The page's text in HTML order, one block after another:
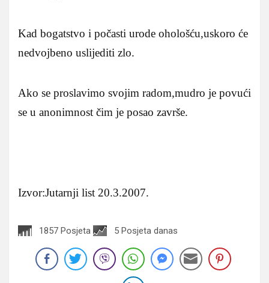
Kad bogatstvo i počasti urode ohološću,uskoro će
nedvojbeno uslijediti zlo.
Ako se proslavimo svojim radom,mudro je povući
se u anonimnost čim je posao završe.
Izvor:Jutarnji list 20.3.2007.
1857 Posjeta 5 Posjeta danas